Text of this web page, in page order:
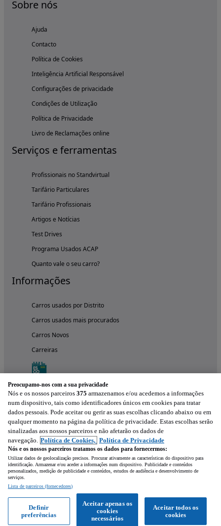
Sobre nós
Ajuda
Contacto
Política de Cookies
Inteligência Artificial Responsável
Configurações de privacidade
Condições de Utilização
Política de Privacidade
Livro de Reclamações online
Serviços e ferramentas
Profissionais no Standvirtual
Tarifário Particulares
Tarifário Profissionais
Artigos e Notícias
Test Drives
Programa Usados ACAP
Quanto vale o seu carro?
Informações
Carros usados por Distrito
Carros usados mais procurados
Carros Novos
Carreiras
Experimenta a aplicação
Preocupamo-nos com a sua privacidade
Nós e os nossos parceiros 375 armazenamos e/ou acedemos a informações
num dispositivo, tais como identificadores únicos em cookies para tratar
dados pessoais. Pode aceitar ou gerir as suas escolhas clicando abaixo ou em
qualquer momento na página da política de privacidade. Estas escolhas serão
sinalizadas aos nossos parceiros e não afetarão os dados de
navegação. Política de Cookies, Política de Privacidade
Nós e os nossos parceiros tratamos os dados para fornecermos:
Utilizar dados de geolocalização precisos. Procurar ativamente as características do dispositivo para
identificação. Armazenar e/ou aceder a informações num dispositivo. Publicidade e conteúdos
personalizados, medição de publicidade e conteúdos, estudos de audiência e desenvolvimento de
serviços.
Lista de parceiros (fornecedores)
Aceitar todos os
cookies
Aceitar apenas os
cookies
necessários
Definir
preferências